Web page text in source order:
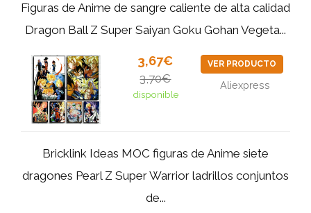
Figuras de Anime de sangre caliente de alta calidad
Dragon Ball Z Super Saiyan Goku Gohan Vegeta...
3,67€
3,70€
disponible
VER PRODUCTO
Aliexpress
Bricklink Ideas MOC figuras de Anime siete
dragones Pearl Z Super Warrior ladrillos conjuntos
de...